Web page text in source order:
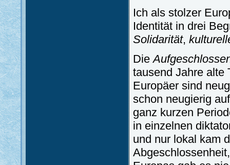
Ich als stolzer
Identität in drei
Solidarität,
Die
tausend Jahre alte
Europäer sind
schon neugierig
ganz kurzen
in einzelnen
und nur lokal kam